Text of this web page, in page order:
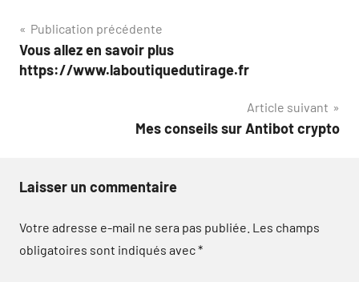
Navigation
de
Publication précédente
Vous allez en savoir plus
https://www.laboutiquedutirage.fr
Article suivant
Mes conseils sur Antibot crypto
Laisser un commentaire
Votre adresse e-mail ne sera pas publiée. Les champs
obligatoires sont indiqués avec*